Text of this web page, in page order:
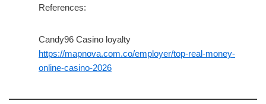
References:
Candy96 Casino loyalty
https://mapnova.com.co/employer/top-real-money-
online-casino-2026